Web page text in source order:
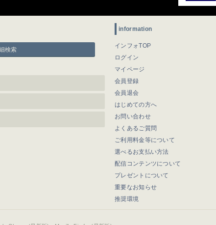
検索
information
インフォTOP
ログイン
マイページ
会員登録
会員退会
はじめての方へ
お問い合わせ
よくあるご質問
ご利用料金等について
選べるお支払い方法
配信コンテンツについて
プレゼントについて
重要なお知らせ
推奨環境